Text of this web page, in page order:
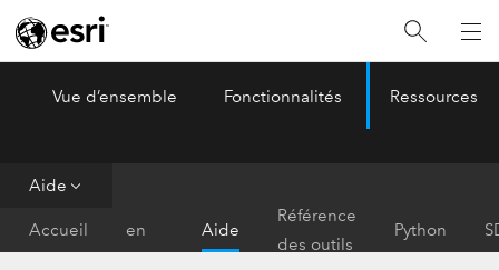
ArcGIS Pro
Vue d’ensemble Fonctionnalités Ressources
Aide
Accueil
en
main
Aide
Référence
des outils
Python